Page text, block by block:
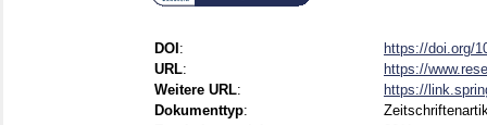
DOI :
https://doi.org/
URL:
https://
Weitere URL:
https://
Dokumenttyp: